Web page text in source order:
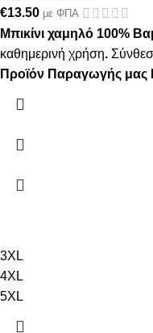
€13.50 με ΦΠΑ
Μπικίνι χαμηλό 100%
καθημερινή χρήση.
Προϊόν Παραγωγής μας
3XL
4XL
5XL